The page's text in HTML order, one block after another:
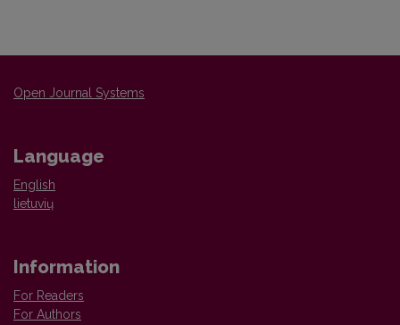
Open Journal Systems
Language
English
lietuvių
Information
For Readers
For Authors